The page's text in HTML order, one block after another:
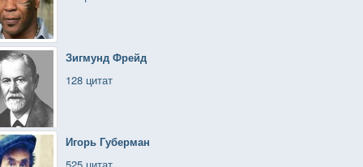
Зигмунд Фрейд
128 цитат
Игорь Губерман